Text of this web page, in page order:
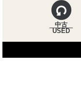
中古
USED